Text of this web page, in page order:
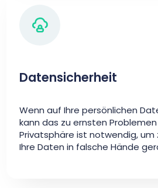
Datensicherheit
Wenn auf Ihre persönlichen
kann das zu ernsten
Privatsphäre ist notwendig, um
Ihre Daten in falsche Hände